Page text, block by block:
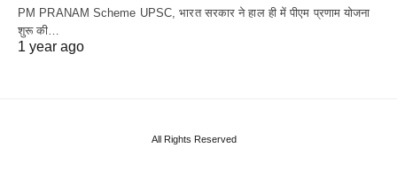
PM PRANAM Scheme UPSC, भारत सरकार ने हाल ही में पीएम प्रणाम योजना
शुरू की…
1 year ago
All Rights Reserved